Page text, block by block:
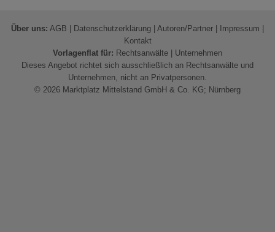
Über uns: AGB Datenschutzerklärung Autoren/Partner Impressum
Kontakt
Vorlagenflat für: Rechtsanwälte
Unternehmen
Dieses Angebot richtet sich ausschließlich an Rechtsanwälte und
Unternehmen, nicht an Privatpersonen.
© 2026 Marktplatz Mittelstand GmbH & Co. KG; Nürnberg